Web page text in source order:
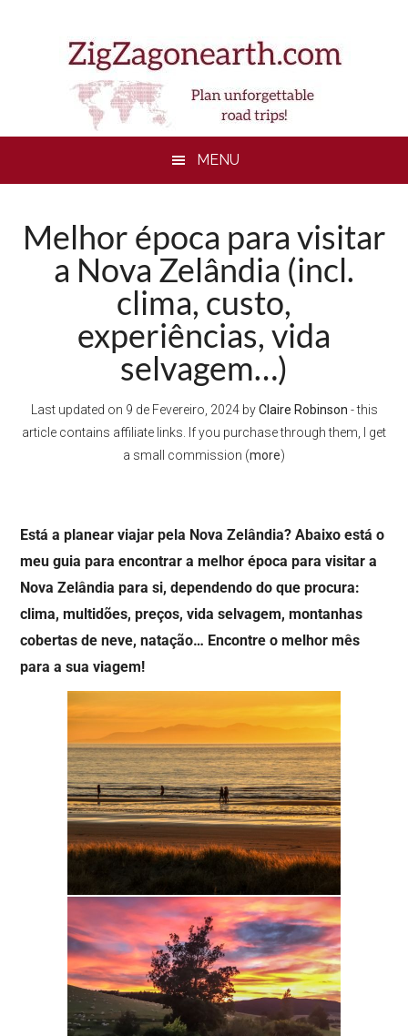
MENU
Melhor época para visitar
a Nova Zelândia (incl.
clima, custo,
experiências, vida
selvagem…)
Last updated on 9 de Fevereiro, 2024byClaire Robinson - this
article contains affiliate links. If you purchase through them, I get
a small commission (more)
Está a planear viajar pela Nova Zelândia? Abaixo está o
meu guia para encontrar a melhor época para visitar a
Nova Zelândia para si, dependendo do que procura:
clima, multidões, preços, vida selvagem, montanhas
cobertas de neve, natação… Encontre o melhor mês
para a sua viagem!